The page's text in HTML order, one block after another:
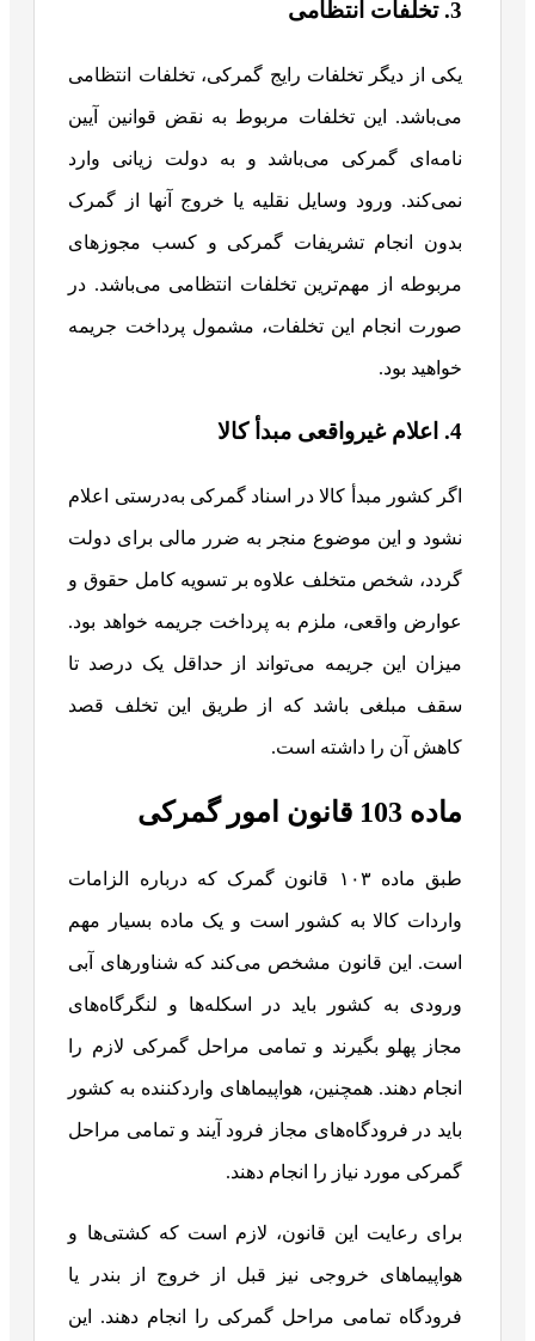
3. تخلفات انتظامی
یکی از دیگر تخلفات رایج گمرکی، تخلفات انتظامی
می‌باشد. این تخلفات مربوط به نقض قوانین آیین
نامه‌ای گمرکی می‌باشد و به دولت زیانی وارد
نمی‌کند. ورود وسایل نقلیه یا خروج آنها از گمرک
بدون انجام تشریفات گمرکی و کسب مجوزهای
مربوطه از مهم‌ترین تخلفات انتظامی می‌باشد. در
صورت انجام این تخلفات، مشمول پرداخت جریمه
خواهید بود.
4. اعلام غیرواقعی مبدأ کالا
اگر کشور مبدأ کالا در اسناد گمرکی به‌درستی اعلام
نشود و این موضوع منجر به ضرر مالی برای دولت
گردد، شخص متخلف علاوه بر تسویه کامل حقوق و
عوارض واقعی، ملزم به پرداخت جریمه خواهد بود.
میزان این جریمه می‌تواند از حداقل یک درصد تا
سقف مبلغی باشد که از طریق این تخلف قصد
کاهش آن را داشته است.
ماده 103 قانون امور گمرکی
طبق ماده ۱۰۳ قانون گمرک که درباره الزامات
واردات کالا به کشور است و یک ماده بسیار مهم
است. این قانون مشخص می‌کند که شناورهای آبی
ورودی به کشور باید در اسکله‌ها و لنگرگاه‌های
مجاز پهلو بگیرند و تمامی مراحل گمرکی لازم را
انجام دهند. همچنین، هواپیماهای واردکننده به کشور
باید در فرودگاه‌های مجاز فرود آیند و تمامی مراحل
گمرکی مورد نیاز را انجام دهند.
برای رعایت این قانون، لازم است که کشتی‌ها و
هواپیماهای خروجی نیز قبل از خروج از بندر یا
فرودگاه تمامی مراحل گمرکی را انجام دهند. این